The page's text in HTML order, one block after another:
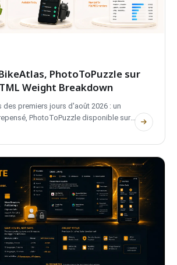
PhotoToPuzzle sur
Weight Breakdown
des premiers jours d'août 2026 : un
PhotoToPuzzle disponible sur